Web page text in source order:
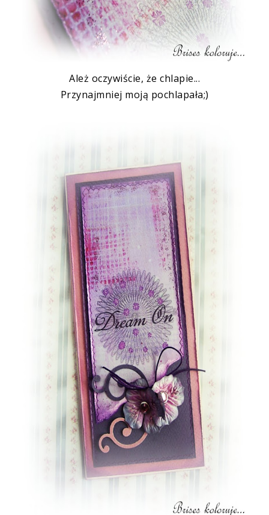
Ależ oczywiście, że chlapie...
Przynajmniej moją pochlapała;)